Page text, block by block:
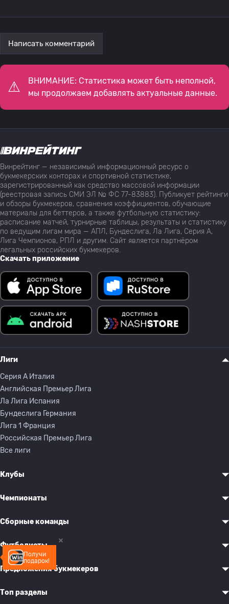
Написать комментарий
ВНИМАНИЕ: Статистика может быть неполной,
мы продолжаем добавлять актуальные данные.
Получи
подарок!
Винрейтинг — независимый информационный ресурс о
букмекерских конторах и спортивной статистике,
зарегистрированный как средство массовой информации
(реестровая запись СМИ ЭЛ № ФС 77-83883). Публикует рейтинги
и обзоры букмекеров, сравнения коэффициентов, обучающие
материалы для беттеров, а также футбольную статистику:
расписание матчей, турнирные таблицы, результаты и статистику
по ведущим лигам мира — АПЛ, Бундеслига, Ла Лига, Серия А,
Лига Чемпионов, РПЛ и другим. Сайт является партнёром
легальных российских букмекеров.
Скачать приложение
Лиги
Серия A Италия
Английская Премьер Лига
Ла Лига Испания
Бундеслига Германия
Лига 1 Франция
Российская Премьер Лига
Все лиги
Клубы
Чемпионаты
Сборные команды
Футболисты
Предложения букмекеров
Топ разделы